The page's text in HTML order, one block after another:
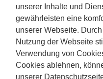
unserer Inhalte und
gewährleisten eine
unserer Webseite.
Nutzung der Webseite
Verwendung von
Cookies ablehnen,
unserer